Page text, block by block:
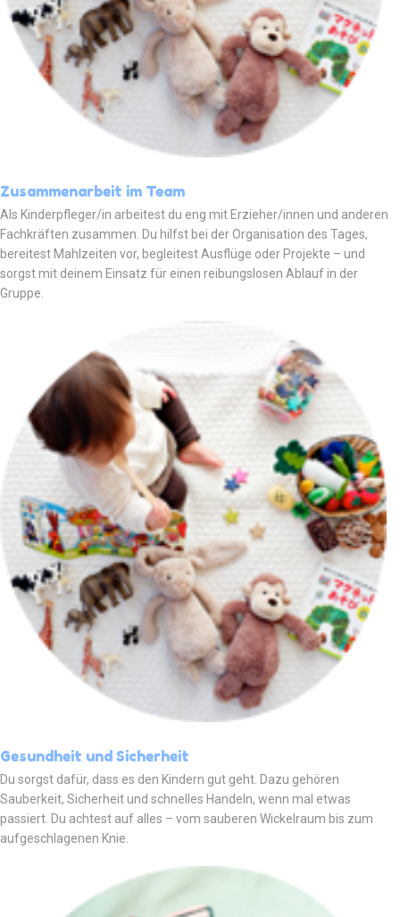
Zusammenarbeit im Team
Als Kinderpfleger/in arbeitest du eng mit Erzieher/innen und anderen
Fachkräften zusammen. Du hilfst bei der Organisation des Tages,
bereitest Mahlzeiten vor, begleitest Ausflüge oder Projekte – und
sorgst mit deinem Einsatz für einen reibungslosen Ablauf in der
Gruppe.
Gesundheit und Sicherheit
Du sorgst dafür, dass es den Kindern gut geht. Dazu gehören
Sauberkeit, Sicherheit und schnelles Handeln, wenn mal etwas
passiert. Du achtest auf alles – vom sauberen Wickelraum bis zum
aufgeschlagenen Knie.